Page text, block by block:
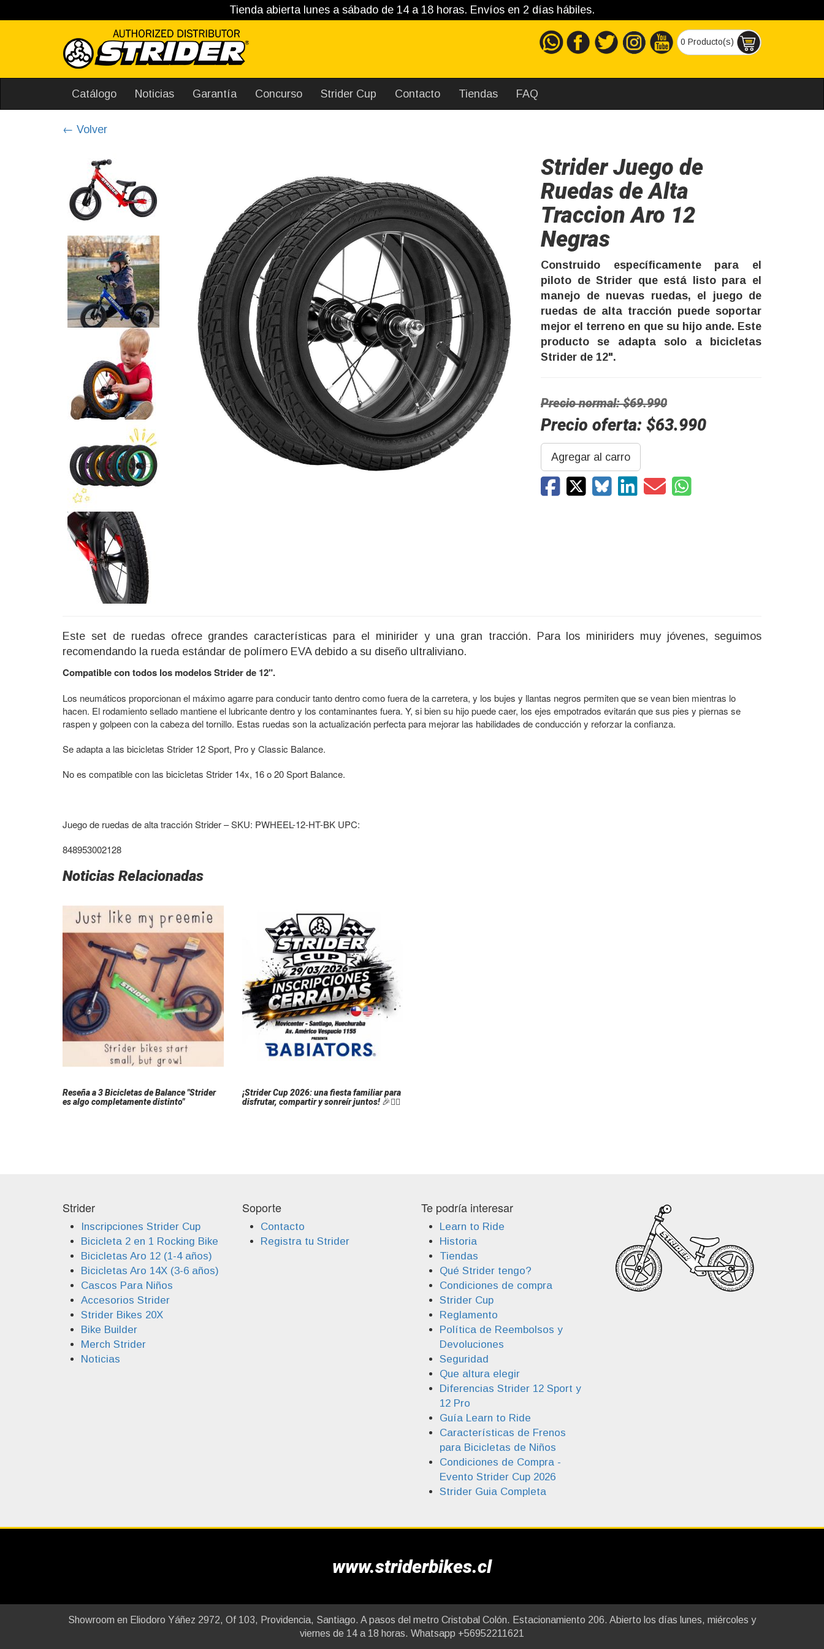
Tienda abierta lunes a sábado de 14 a 18 horas. Envíos en 2 días hábiles.
0 Producto(s)
Catálogo Noticias Garantía Concurso Strider Cup Contacto Tiendas FAQ
← Volver
Strider Juego de
Ruedas de Alta
Traccion Aro 12
Negras
Construido específicamente para el
piloto de Strider que está listo para el
manejo de nuevas ruedas, el juego de
ruedas de alta tracción puede soportar
mejor el terreno en que su hijo ande. Este
producto se adapta solo a bicicletas
Strider de 12".
Precio normal: $69.990
Precio oferta: $63.990
Agregar al carro
Este set de ruedas ofrece grandes características para el minirider y una gran tracción. Para los miniriders muy jóvenes, seguimos
recomendando la rueda estándar de polímero EVA debido a su diseño ultraliviano.
Compatible con todos los modelos Strider de 12".
Los neumáticos proporcionan el máximo agarre para conducir tanto dentro como fuera de la carretera, y los bujes y llantas negros permiten que se vean bien mientras lo
hacen. El rodamiento sellado mantiene el lubricante dentro y los contaminantes fuera. Y, si bien su hijo puede caer, los ejes empotrados evitarán que sus pies y piernas se
raspen y golpeen con la cabeza del tornillo. Estas ruedas son la actualización perfecta para mejorar las habilidades de conducción y reforzar la confianza.
Se adapta a las bicicletas Strider 12 Sport, Pro y Classic Balance.
No es compatible con las bicicletas Strider 14x, 16 o 20 Sport Balance.
Juego de ruedas de alta tracción Strider – SKU: PWHEEL-12-HT-BK UPC:
848953002128
Noticias Relacionadas
Reseña a 3 Bicicletas de Balance "Strider
es algo completamente distinto"
¡Strider Cup 2026: una fiesta familiar para
disfrutar, compartir y sonreír juntos! 🎉🚴‍♂️
Strider
Inscripciones Strider Cup
Bicicleta 2 en 1 Rocking Bike
Bicicletas Aro 12 (1-4 años)
Bicicletas Aro 14X (3-6 años)
Cascos Para Niños
Accesorios Strider
Strider Bikes 20X
Bike Builder
Merch Strider
Noticias
Soporte
Contacto
Registra tu Strider
Te podría interesar
Learn to Ride
Historia
Tiendas
Qué Strider tengo?
Condiciones de compra
Strider Cup
Reglamento
Política de Reembolsos y
Devoluciones
Seguridad
Que altura elegir
Diferencias Strider 12 Sport y
12 Pro
Guía Learn to Ride
Características de Frenos
para Bicicletas de Niños
Condiciones de Compra -
Evento Strider Cup 2026
Strider Guia Completa
www.striderbikes.cl
Showroom en Eliodoro Yáñez 2972, Of 103, Providencia, Santiago. A pasos del metro Cristobal Colón. Estacionamiento 206. Abierto los días lunes, miércoles y
viernes de 14 a 18 horas. Whatsapp +56952211621